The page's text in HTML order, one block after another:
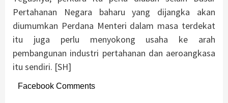
Pertahanan Negara baharu yang dijangka akan
diumumkan Perdana Menteri dalam masa terdekat
itu juga perlu menyokong usaha ke arah
pembangunan industri pertahanan dan aeroangkasa
itu sendiri. [SH]
Facebook Comments